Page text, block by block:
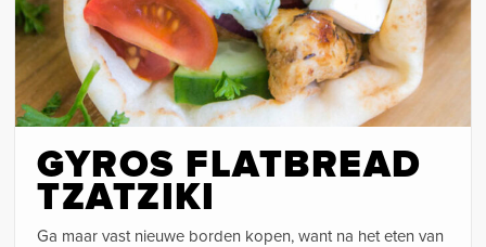
GYROS FLATBREAD
TZATZIKI
Ga maar vast nieuwe borden kopen, want na het eten van